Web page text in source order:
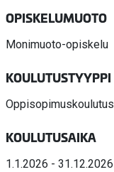
OPISKELUMUOTO
Monimuoto-opiskelu
KOULUTUSTYYPPI
Oppisopimuskoulutus
KOULUTUSAIKA
1.1.2026 - 31.12.2026